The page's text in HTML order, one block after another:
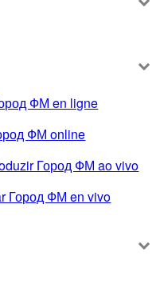
ФМ en ligne
ФМ online
Город ФМ ao vivo
Город ФМ en vivo